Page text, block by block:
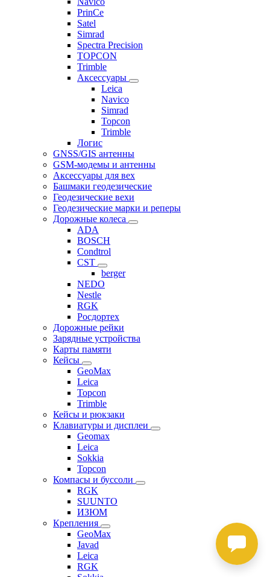
PrinCe
Satel
Simrad
Spectra Precision
TOPCON
Trimble
Аксессуары
Leica
Navico
Simrad
Topcon
Trimble
Логис
GNSS/GIS антенны
GSM-модемы и антенны
Аксессуары для вех
Башмаки геодезические
Геодезические вехи
Геодезические марки и реперы
Дорожные колеса
ADA
BOSCH
Condtrol
CST
berger
NEDO
Nestle
RGK
Росдортех
Дорожные рейки
Зарядные устройства
Карты памяти
Кейсы
GeoMax
Leica
Topcon
Trimble
Кейсы и рюкзаки
Клавиатуры и дисплеи
Geomax
Leica
Sokkia
Topcon
Компасы и буссоли
RGK
SUUNTO
ИЗЮМ
Крепления
GeoMax
Javad
Leica
RGK